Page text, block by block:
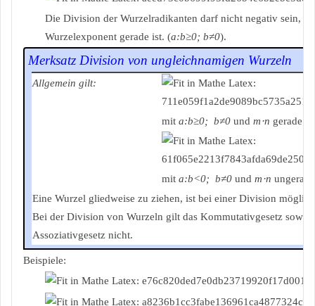
Die Division der Wurzelradikanten darf nicht negativ sein,
Wurzelexponent gerade ist. (a:b≥0; b≠0).
Merksatz Division von ungleichnamigen Wurzeln
Allgemein gilt:
mit a:b≥0; b≠0 und m⋅n gerade.
mit a:b<0; b≠0 und m⋅n
Eine Wurzel gliedweise zu ziehen, ist bei einer Division
Bei der Division von Wurzeln gilt das Kommutativgesetz sowie
Assoziativgesetz nicht.
Beispiele: